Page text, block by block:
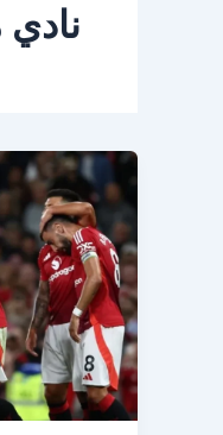
نادي